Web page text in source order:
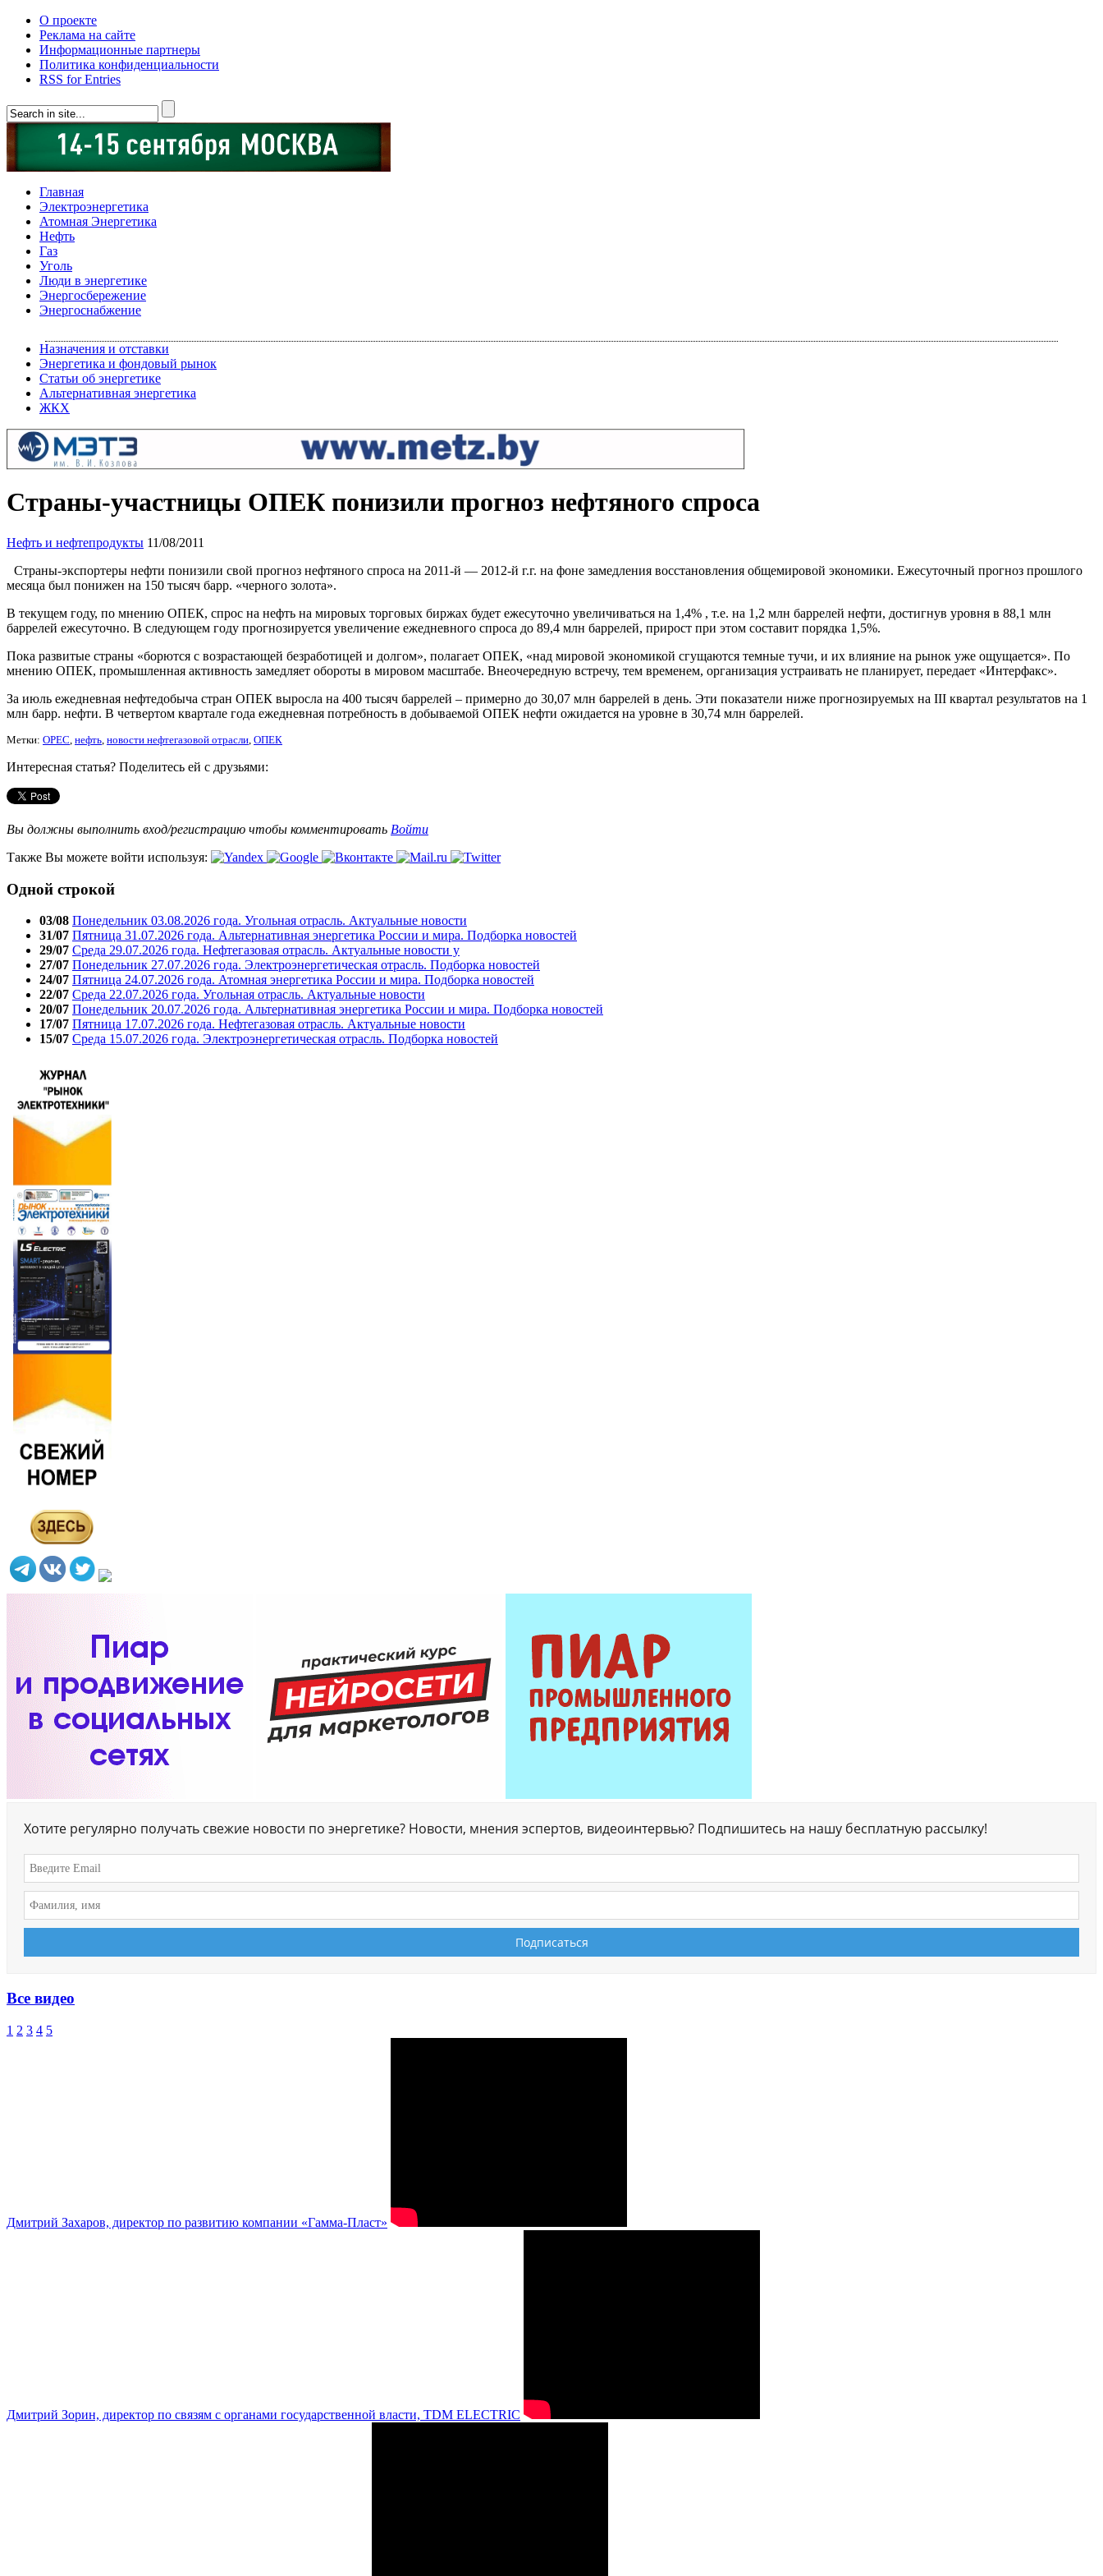
О проекте
Реклама на сайте
Информационные партнеры
Политика конфиденциальности
RSS for Entries
Главная
Электроэнергетика
Атомная Энергетика
Нефть
Газ
Уголь
Люди в энергетике
Энергосбережение
Энергоснабжение
Назначения и отставки
Энергетика и фондовый рынок
Статьи об энергетике
Альтернативная энергетика
ЖКХ
Страны-участницы ОПЕК понизили прогноз нефтяного спроса
Нефть и нефтепродукты 11/08/2011
Страны-экспортеры нефти понизили свой прогноз нефтяного спроса на 2011-й — 2012-й г.г. на фоне замедления восстановления общемировой экономики. Ежесуточный прогноз прошлого
месяца был понижен на 150 тысяч барр. «черного золота».
В текущем году, по мнению ОПЕК, спрос на нефть на мировых торговых биржах будет ежесуточно увеличиваться на 1,4% , т.е. на 1,2 млн баррелей нефти, достигнув уровня в 88,1 млн
баррелей ежесуточно. В следующем году прогнозируется увеличение ежедневного спроса до 89,4 млн баррелей, прирост при этом составит порядка 1,5%.
Пока развитые страны «борются с возрастающей безработицей и долгом», полагает ОПЕК, «над мировой экономикой сгущаются темные тучи, и их влияние на рынок уже ощущается». По
мнению ОПЕК, промышленная активность замедляет обороты в мировом масштабе. Внеочередную встречу, тем временем, организация устраивать не планирует, передает «Интерфакс».
За июль ежедневная нефтедобыча стран ОПЕК выросла на 400 тысяч баррелей – примерно до 30,07 млн баррелей в день. Эти показатели ниже прогнозируемых на III квартал результатов на 1
млн барр. нефти. В четвертом квартале года ежедневная потребность в добываемой ОПЕК нефти ожидается на уровне в 30,74 млн баррелей.
Метки: OPEC, нефть, новости нефтегазовой отрасли, ОПЕК
Интересная статья? Поделитесь ей с друзьями:
Вы должны выполнить вход/регистрацию чтобы комментировать Войти
Также Вы можете войти используя:
Одной строкой
03/08 Понедельник 03.08.2026 года. Угольная отрасль. Актуальные новости
31/07 Пятница 31.07.2026 года. Альтернативная энергетика России и мира. Подборка новостей
29/07 Среда 29.07.2026 года. Нефтегазовая отрасль. Актуальные новости у
27/07 Понедельник 27.07.2026 года. Электроэнергетическая отрасль. Подборка новостей
24/07 Пятница 24.07.2026 года. Атомная энергетика России и мира. Подборка новостей
22/07 Среда 22.07.2026 года. Угольная отрасль. Актуальные новости
20/07 Понедельник 20.07.2026 года. Альтернативная энергетика России и мира. Подборка новостей
17/07 Пятница 17.07.2026 года. Нефтегазовая отрасль. Актуальные новости
15/07 Среда 15.07.2026 года. Электроэнергетическая отрасль. Подборка новостей
Хотите регулярно получать свежие новости по энергетике? Новости, мнения эспертов, видеоинтервью? Подпишитесь на нашу бесплатную рассылку!
Все видео
1 2 3 4 5
Дмитрий Захаров, директор по развитию компании «Гамма-Пласт»
Дмитрий Зорин, директор по связям с органами государственной власти, TDM ELECTRIC